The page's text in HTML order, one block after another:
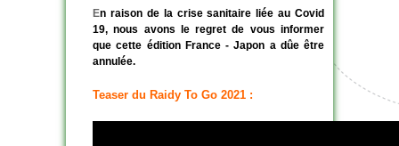
En raison de la crise sanitaire liée au Covid
19, nous avons le regret de vous informer
que cette édition France - Japon a dûe être
annulée.
Teaser du Raidy To Go 2021 :